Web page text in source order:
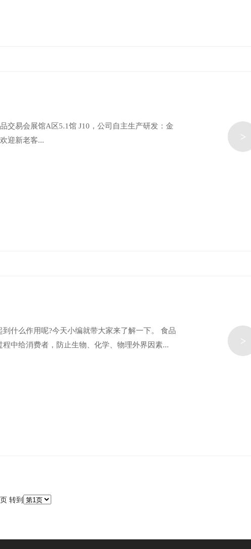
交易会展馆A区5.1馆 J10，公司自主生产研发：金
迎新老客...
>
什么作用呢?今天小编就带大家来了解一下。 食品
中给消费者，防止生物、化学、物理外界因素...
>
转到